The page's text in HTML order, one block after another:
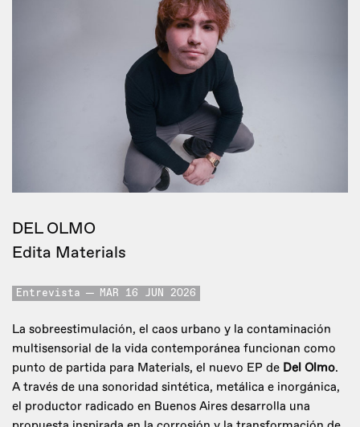
DEL OLMO
Edita Materials
Entrevista MAR 16 JUN 2026
La sobreestimulación, el caos urbano y la contaminación
multisensorial de la vida contemporánea funcionan como
punto de partida para Materials, el nuevo EP de Del Olmo.
A través de una sonoridad sintética, metálica e inorgánica,
el productor radicado en Buenos Aires desarrolla una